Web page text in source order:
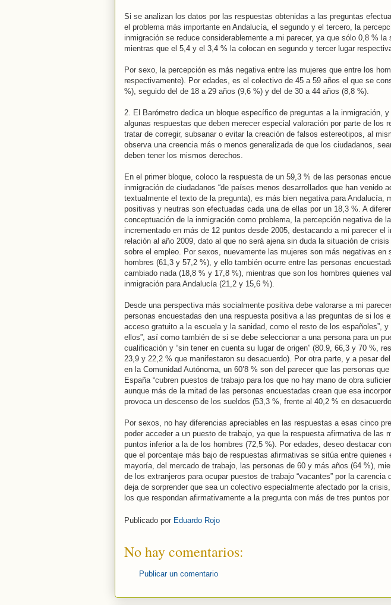
Si se analizan los datos por las respuestas obtenidas a las preguntas
el problema más importante en Andalucía, el segundo y el tercero, la
inmigración se reduce considerablemente a mi parecer, ya que sólo 0,8 % la
mientras que el 5,4 y el 3,4 % la colocan en segundo y tercer lugar
Por sexo, la percepción es más negativa entre las mujeres que entre los
respectivamente). Por edades, es el colectivo de 45 a 59 años el que se
%), seguido del de 18 a 29 años (9,6 %) y del de 30 a 44 años (8,8 %).
2. El Barómetro dedica un bloque específico de preguntas a la inmigración,
algunas respuestas que deben merecer especial valoración por parte de los
tratar de corregir, subsanar o evitar la creación de falsos estereotipos, al
observa una creencia más o menos generalizada de que los ciudadanos,
deben tener los mismos derechos.
En el primer bloque, coloco la respuesta de un 59,3 % de las personas
inmigración de ciudadanos “de países menos desarrollados que han venido
textualmente el texto de la pregunta), es más bien negativa para Andalucía,
positivas y neutras son efectuadas cada una de ellas por un 18,3 %. A
conceptuación de la inmigración como problema, la percepción negativa de
incrementado en más de 12 puntos desde 2005, destacando a mi parecer el
relación al año 2009, dato al que no será ajena sin duda la situación de
sobre el empleo. Por sexos, nuevamente las mujeres son más negativas en
hombres (61,3 y 57,2 %), y ello también ocurre entre las personas
cambiado nada (18,8 % y 17,8 %), mientras que son los hombres quienes
inmigración para Andalucía (21,2 y 15,6 %).
Desde una perspectiva más socialmente positiva debe valorarse a mi
personas encuestadas den una respuesta positiva a las preguntas de si los
acceso gratuito a la escuela y la sanidad, como el resto de los españoles”,
ellos”, así como también de si se debe seleccionar a una persona para un
cualificación y “sin tener en cuenta su lugar de origen” (80.9, 66,3 y 70 %,
23,9 y 22,2 % que manifestaron su desacuerdo). Por otra parte, y a pesar
en la Comunidad Autónoma, un 60’8 % son del parecer que las personas
España “cubren puestos de trabajo para los que no hay mano de obra
aunque más de la mitad de las personas encuestadas crean que esa
provoca un descenso de los sueldos (53,3 %, frente al 40,2 % en
Por sexos, no hay diferencias apreciables en las respuestas a esas cinco
poder acceder a un puesto de trabajo, ya que la respuesta afirmativa de las
puntos inferior a la de los hombres (72,5 %). Por edades, deseo destacar
que el porcentaje más bajo de respuestas afirmativas se sitúa entre quienes
mayoría, del mercado de trabajo, las personas de 60 y más años (64 %),
de los extranjeros para ocupar puestos de trabajo “vacantes” por la carencia
deja de sorprender que sea un colectivo especialmente afectado por la
los que respondan afirmativamente a la pregunta con más de tres puntos
Publicado por Eduardo Rojo
No hay comentarios:
Publicar un comentario